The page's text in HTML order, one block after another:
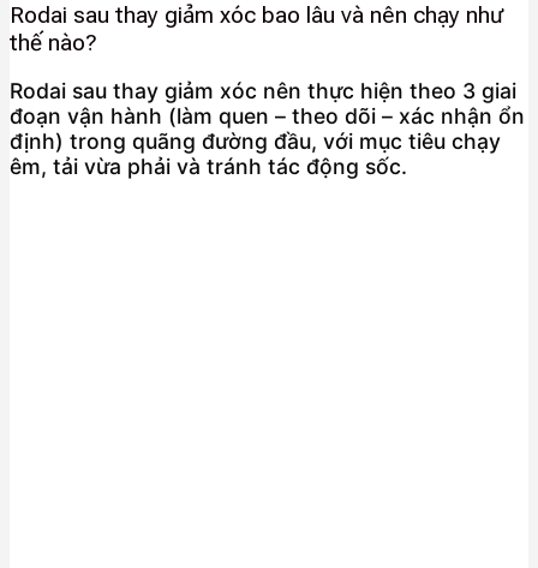
Rodai sau thay giảm xóc bao lâu và nên chạy như
thế nào?
Rodai sau thay giảm xóc nên thực hiện theo 3 giai
đoạn vận hành (làm quen – theo dõi – xác nhận ổn
định) trong quãng đường đầu, với mục tiêu chạy
êm, tải vừa phải và tránh tác động sốc.